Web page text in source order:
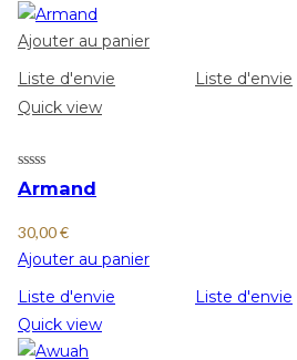
Ajouter au panier
Liste d'envie
Liste d'envie
Quick view
Armand
30,00€
Ajouter au panier
Liste d'envie
Liste d'envie
Quick view